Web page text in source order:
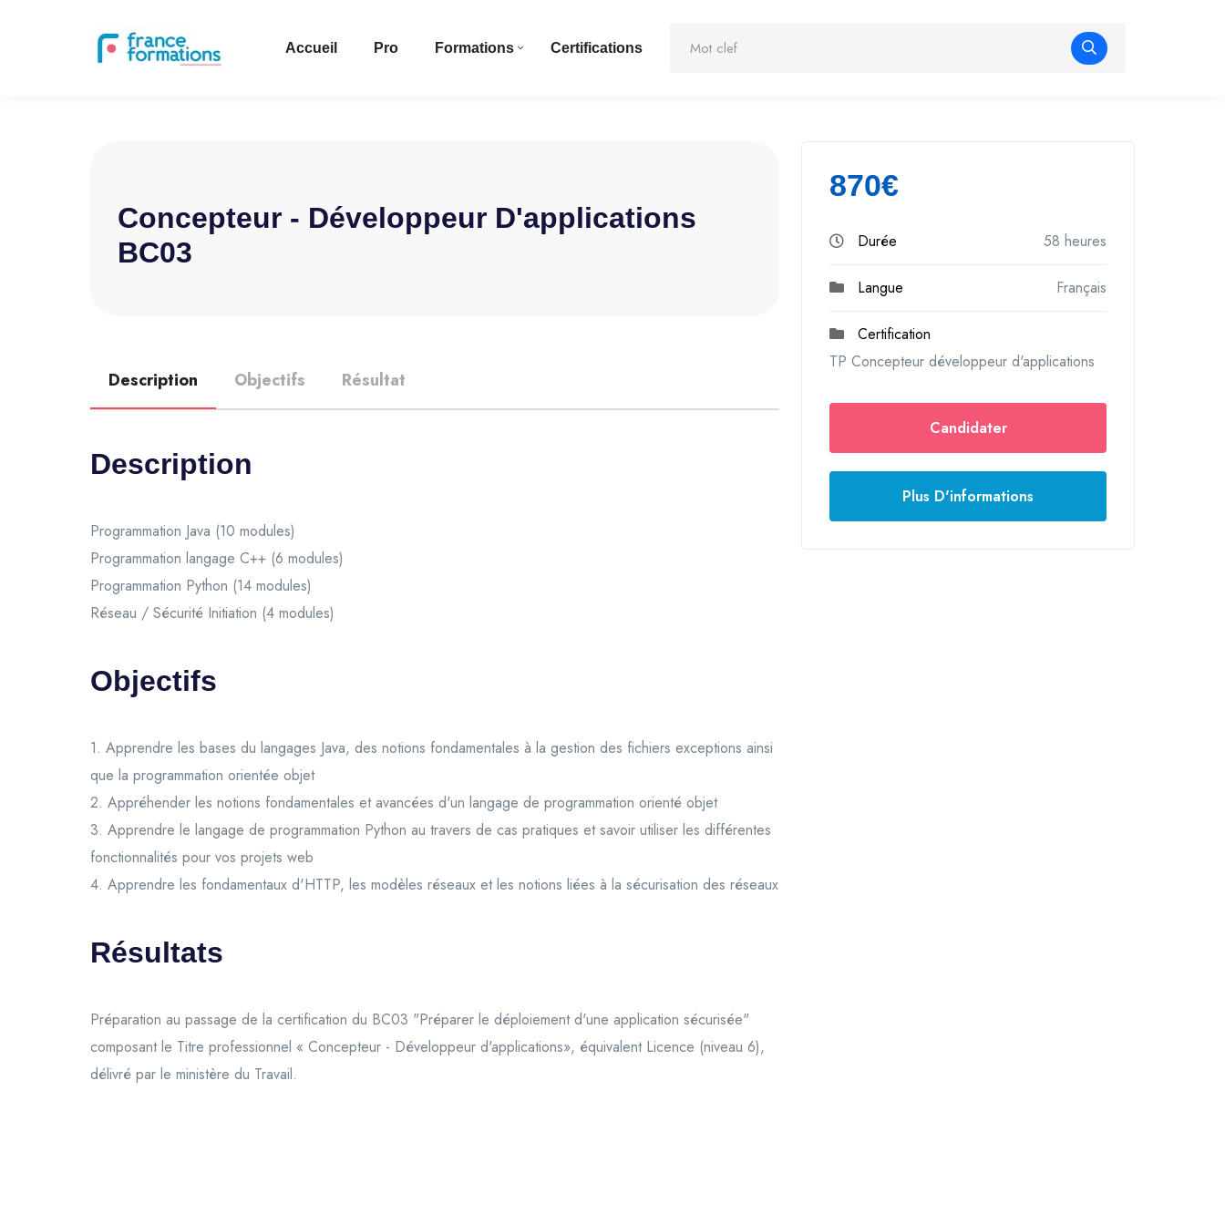
Accueil Pro Formations Certifications
Concepteur - Développeur D'applications
BC03
Description Objectifs Résultat
Description
Programmation Java (10 modules)
Programmation langage C++ (6 modules)
Programmation Python (14 modules)
Réseau / Sécurité Initiation (4 modules)
Objectifs
1. Apprendre les bases du langages Java, des notions fondamentales à la gestion des fichiers exceptions ainsi
que la programmation orientée objet
2. Appréhender les notions fondamentales et avancées d'un langage de programmation orienté objet
3. Apprendre le langage de programmation Python au travers de cas pratiques et savoir utiliser les différentes
fonctionnalités pour vos projets web
4. Apprendre les fondamentaux d'HTTP, les modèles réseaux et les notions liées à la sécurisation des réseaux
Résultats
Préparation au passage de la certification du BC03 "Préparer le déploiement d'une application sécurisée"
composant le Titre professionnel « Concepteur - Développeur d'applications», équivalent Licence (niveau 6),
délivré par le ministère du Travail.
870€
Durée 58 heures
Langue Français
Certification
TP Concepteur développeur d'applications
Candidater
Plus D'informations